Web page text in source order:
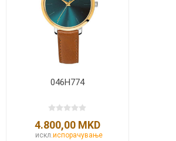
046H774
4.800,00 MKD
искл. испорачување